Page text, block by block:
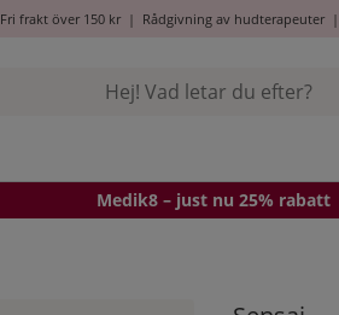
Fri frakt över 150 kr| Rådgivning av hudterapeuter|
Medik8 – just nu 25% rabatt